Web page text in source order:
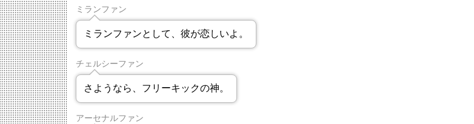
ミランファン
ミランファンとして、彼が恋しいよ。
チェルシーファン
さようなら、フリーキックの神。
アーセナルファン